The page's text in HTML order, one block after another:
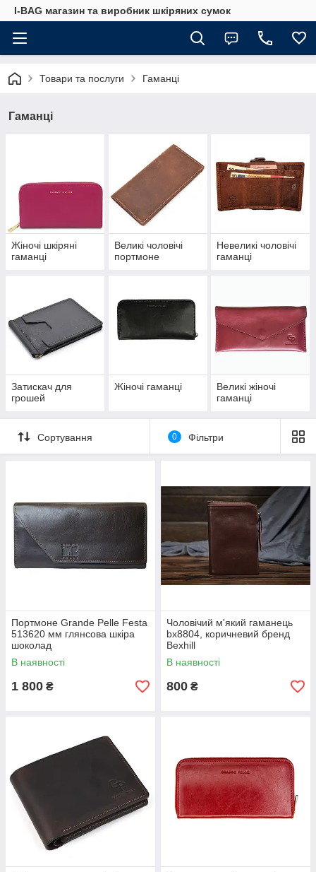
I-BAG магазин та виробник шкіряних сумок
Товари та послуги Гаманці
Гаманці
Жіночі шкіряні
гаманці
Великі чоловічі
портмоне
Невеликі чоловічі
гаманці
Затискач для
грошей
Жіночі гаманці
Великі жіночі
гаманці
Сортування 0 Фільтри
Портмоне Grande Pelle Festa
513620 мм глянсова шкіра
шоколад
В наявності
1 800 ₴
Чоловічий м'який гаманець
bx8804, коричневий бренд
Bexhill
В наявності
800 ₴